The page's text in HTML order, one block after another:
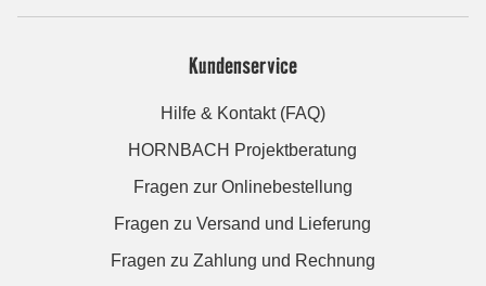
Kundenservice
Hilfe & Kontakt (FAQ)
HORNBACH Projektberatung
Fragen zur Onlinebestellung
Fragen zu Versand und Lieferung
Fragen zu Zahlung und Rechnung